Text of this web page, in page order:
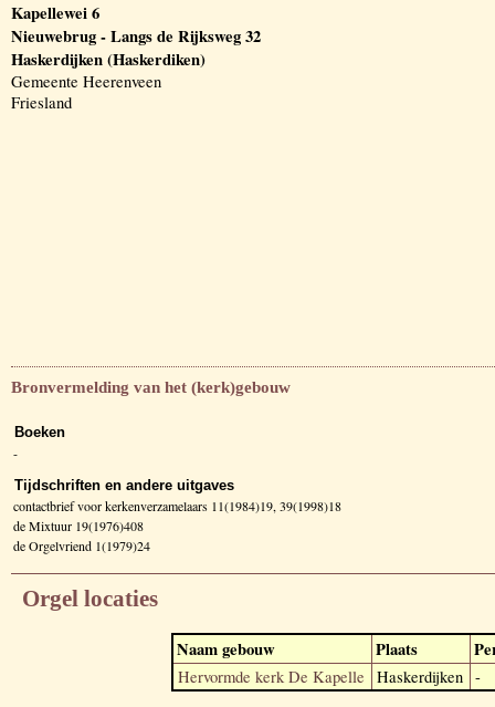
Kapellewei 6
Nieuwebrug - Langs de Rijksweg 32
Haskerdijken (Haskerdiken)
Gemeente Heerenveen
Friesland
Bronvermelding van het (kerk)gebouw
Boeken
-
Tijdschriften en andere uitgaves
contactbrief voor kerkenverzamelaars 11(1984)19, 39(1998)18
de Mixtuur 19(1976)408
de Orgelvriend 1(1979)24
Orgel locaties
Naam gebouw Plaats
Hervormde kerk De Kapelle Haskerdijken -